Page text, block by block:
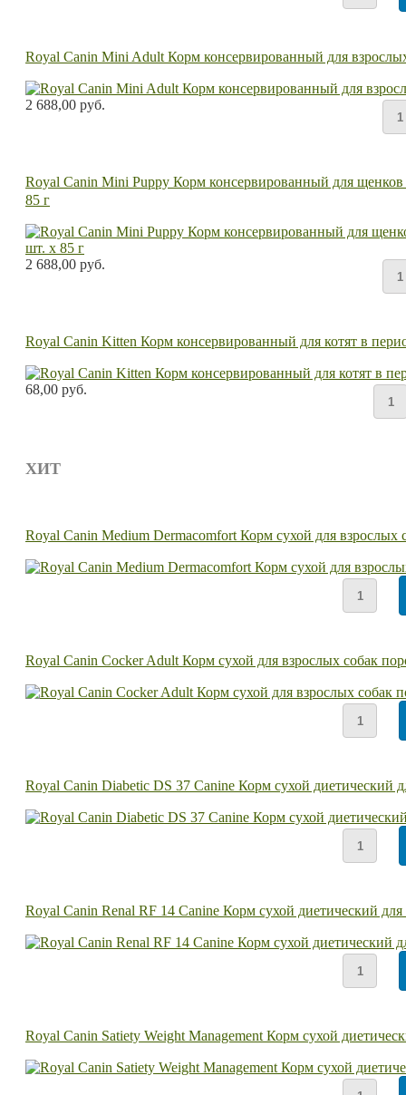
Royal Canin Mini Adult Корм консервированный для
2 688,00 руб.
Royal Canin Mini Puppy Корм консервированный для щенков
85 г
2 688,00 руб.
Royal Canin Kitten Корм консервированный для котят в
68,00 руб.
ХИТ
Royal Canin Medium Dermacomfort Корм сухой для взрослых
Royal Canin Cocker Adult Корм сухой для взрослых собак
Royal Canin Diabetic DS 37 Canine Корм сухой диетический
Royal Canin Renal RF 14 Canine Корм сухой диетический
Royal Canin Satiety Weight Management Корм сухой